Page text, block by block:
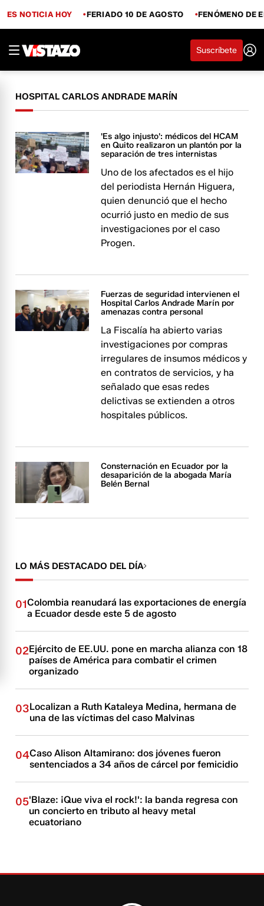
ES NOTICIA HOY FERIADO 10 DE AGOSTO FENÓMENO DE
Suscríbete
HOSPITAL CARLOS ANDRADE MARÍN
'Es algo injusto': médicos del HCAM
en Quito realizaron un plantón por la
separación de tres internistas
Uno de los afectados es el hijo
del periodista Hernán Higuera,
quien denunció que el hecho
ocurrió justo en medio de sus
investigaciones por el caso
Progen.
Fuerzas de seguridad intervienen el
Hospital Carlos Andrade Marín por
amenazas contra personal
La Fiscalía ha abierto varias
investigaciones por compras
irregulares de insumos médicos y
en contratos de servicios, y ha
señalado que esas redes
delictivas se extienden a otros
hospitales públicos.
Consternación en Ecuador por la
desaparición de la abogada María
Belén Bernal
LO MÁS DESTACADO DEL DÍA
01Colombia reanudará las exportaciones de energía
a Ecuador desde este 5 de agosto
02Ejército de EE.UU. pone en marcha alianza con 18
países de América para combatir el crimen
organizado
03Localizan a Ruth Kataleya Medina, hermana de
una de las víctimas del caso Malvinas
04Caso Alison Altamirano: dos jóvenes fueron
sentenciados a 34 años de cárcel por femicidio
05'Blaze: ¡Que viva el rock!': la banda regresa con
un concierto en tributo al heavy metal
ecuatoriano